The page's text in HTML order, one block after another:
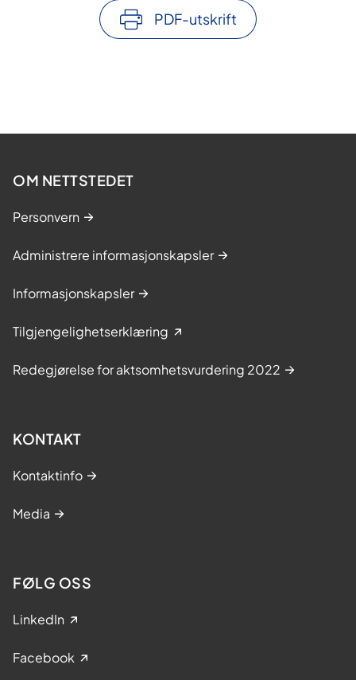
PDF-utskrift
OM NETTSTEDET
Personvern
Administrere informasjonskapsler
Informasjonskapsler
Tilgjengelighetserklæring
Redegjørelse for aktsomhetsvurdering 2022
KONTAKT
Kontaktinfo
Media
FØLG OSS
LinkedIn
Facebook